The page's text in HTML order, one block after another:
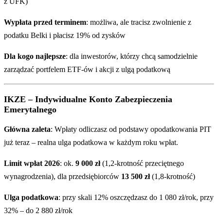
Wypłata przed terminem: możliwa, ale tracisz zwolnienie z
podatku Belki i płacisz 19% od zysków
Dla kogo najlepsze: dla inwestorów, którzy chcą samodzielnie
zarządzać portfelem ETF-ów i akcji z ulgą podatkową
IKZE – Indywidualne Konto Zabezpieczenia
Emerytalnego
Główna zaleta: Wpłaty odliczasz od podstawy opodatkowania PIT
już teraz – realna ulga podatkowa w każdym roku wpłat.
Limit wpłat 2026: ok. 9 000 zł(1,2-krotność przeciętnego
wynagrodzenia), dla przedsiębiorców 13 500 zł(1,8-krotność)
Ulga podatkowa: przy skali 12% oszczędzasz do 1 080 zł/rok, przy
32% – do 2 880 zł/rok